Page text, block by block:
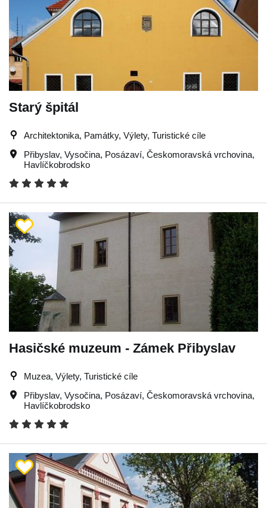
Starý špitál
Architektonika, Památky, Výlety, Turistické cíle
Přibyslav, Vysočina, Posázaví, Českomoravská vrchovina,
Havlíčkobrodsko
Hasičské muzeum - Zámek Přibyslav
Muzea, Výlety, Turistické cíle
Přibyslav, Vysočina, Posázaví, Českomoravská vrchovina,
Havlíčkobrodsko